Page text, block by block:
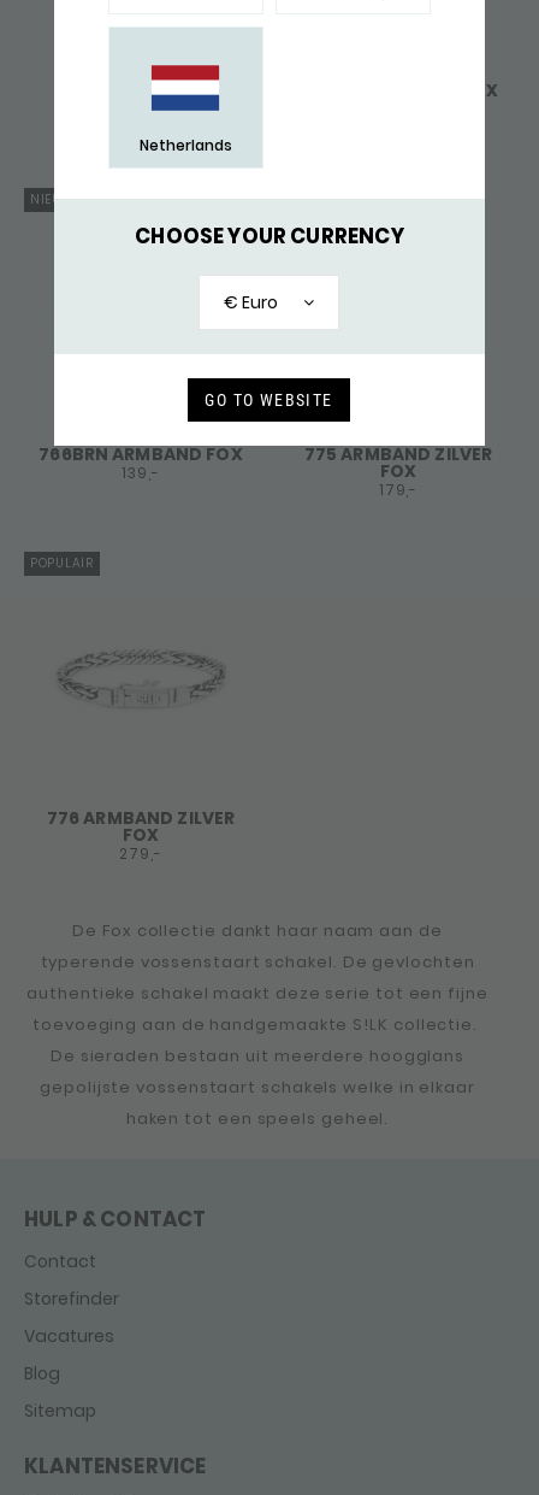
Netherlands
CHOOSE YOUR CURRENCY
€ Euro
GO TO WEBSITE
765BLK ARMBAND
ZILVER LEER FOX
766BLK ARMBAND FOX
NIEUW
766BRN ARMBAND FOX
139,-
775 ARMBAND ZILVER
FOX
179,-
POPULAIR
776 ARMBAND ZILVER
FOX
279,-
De Fox collectie dankt haar naam aan de
typerende vossenstaart schakel. De gevlochten
authentieke schakel maakt deze serie tot een fijne
toevoeging aan de handgemaakte S!LK collectie.
De sieraden bestaan uit meerdere hoogglans
gepolijste vossenstaart schakels welke in elkaar
haken tot een speels geheel.
HULP & CONTACT
Contact
Storefinder
Vacatures
Blog
Sitemap
KLANTENSERVICE